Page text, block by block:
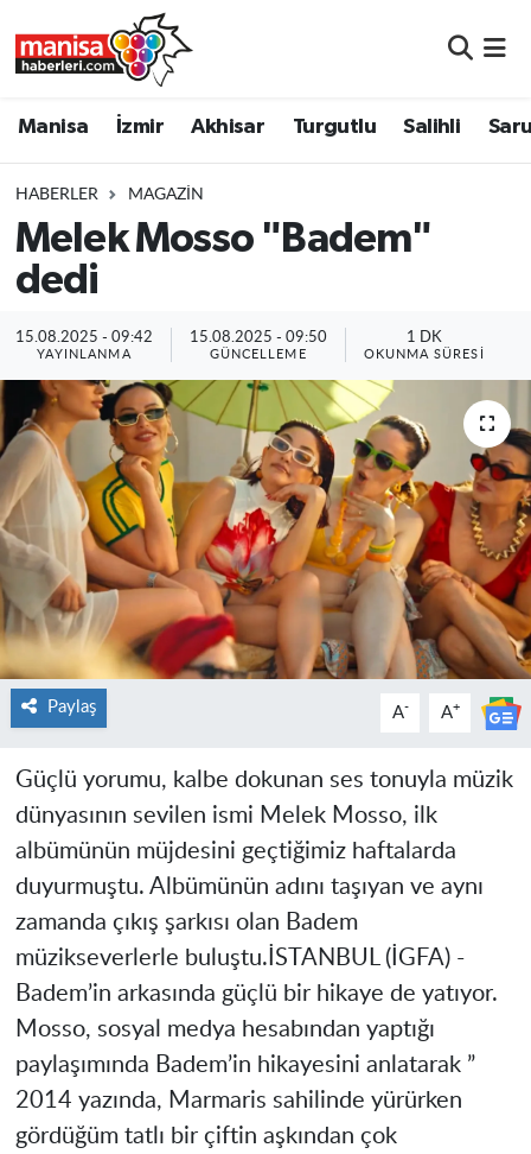
Manisa İzmir Akhisar Turgutlu Salihli
HABERLER MAGAZIN
Melek Mosso "Badem"
dedi
15.08.2025 - 09:42
YAYINLANMA
15.08.2025 - 09:50
GÜNCELLEME
1 DK
OKUNMA SÜRESI
Paylaş A- A+
Güçlü yorumu, kalbe dokunan ses tonuyla müzik
dünyasının sevilen ismi Melek Mosso, ilk
albümünün müjdesini geçtiğimiz haftalarda
duyurmuştu. Albümünün adını taşıyan ve aynı
zamanda çıkış şarkısı olan Badem
müzikseverlerle buluştu.İSTANBUL (İGFA) -
Badem’in arkasında güçlü bir hikaye de yatıyor.
Mosso, sosyal medya hesabından yaptığı
paylaşımında Badem’in hikayesini anlatarak ”
2014 yazında, Marmaris sahilinde yürürken
gördüğüm tatlı bir çiftin aşkından çok
Turgutlu
Salihli
Saruhanlı
Soma
Resmi İlanlar
Manisa Nöbetçi Eczaneler
Manisa Trafik Yoğunluk Haritası
Süper Lig Puan Durumu ve Fikstür
Tüm Manşetler
Son Dakika Haberleri
Haber Arşivi